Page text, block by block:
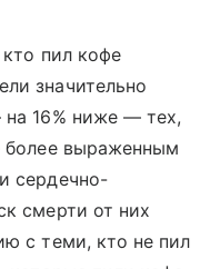
кто пил кофе
значительно
16% ниже — тех,
более выраженным
сердечно-
смерти от них
с теми, кто не пил